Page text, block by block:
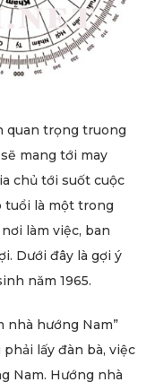
quan trọng truong
mang tới may
chủ tới suốt cuộc
tuổi là một trong
làm việc, ban
Dưới đây là gợi ý
năm 1965.
nhà hướng Nam”
lấy đàn bà, việc
Nam. Hướng nhà